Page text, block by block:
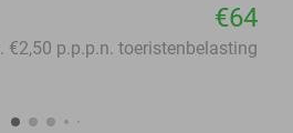
€64
€2,50 p.p.p.n. toeristenbelasting